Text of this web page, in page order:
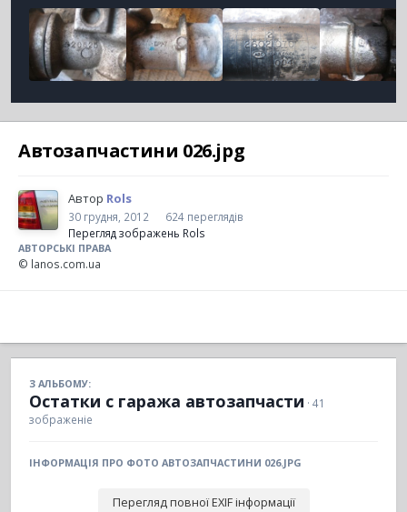
Автозапчастини 026.jpg
Автор Rols
30 грудня, 2012
624 переглядів
Перегляд зображень Rols
АВТОРСЬКІ ПРАВА
© lanos.com.ua
З АЛЬБОМУ:
Остатки с гаража автозапчасти · 41
зображеніе
ІНФОРМАЦІЯ ПРО ФОТО АВТОЗАПЧАСТИНИ 026.JPG
Перегляд повної EXIF інформації